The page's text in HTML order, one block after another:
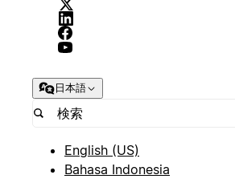
日本語
English (US)
Bahasa Indonesia